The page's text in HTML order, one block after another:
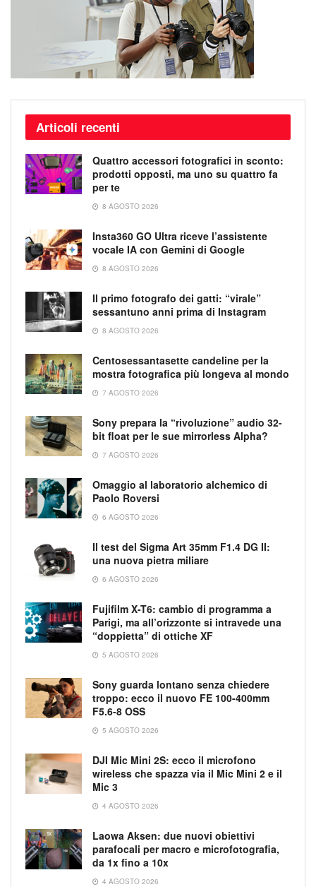
Articoli recenti
Quattro accessori fotografici in sconto:
prodotti opposti, ma uno su quattro fa
per te
8 AGOSTO 2026
Insta360 GO Ultra riceve l’assistente
vocale IA con Gemini di Google
8 AGOSTO 2026
Il primo fotografo dei gatti: “virale”
sessantuno anni prima di Instagram
8 AGOSTO 2026
Centosessantasette candeline per la
mostra fotografica più longeva al mondo
7 AGOSTO 2026
Sony prepara la “rivoluzione” audio 32-
bit float per le sue mirrorless Alpha?
7 AGOSTO 2026
Omaggio al laboratorio alchemico di
Paolo Roversi
6 AGOSTO 2026
Il test del Sigma Art 35mm F1.4 DG II:
una nuova pietra miliare
6 AGOSTO 2026
Fujifilm X-T6: cambio di programma a
Parigi, ma all’orizzonte si intravede una
“doppietta” di ottiche XF
5 AGOSTO 2026
Sony guarda lontano senza chiedere
troppo: ecco il nuovo FE 100-400mm
F5.6-8 OSS
5 AGOSTO 2026
DJI Mic Mini 2S: ecco il microfono
wireless che spazza via il Mic Mini 2 e il
Mic 3
4 AGOSTO 2026
Laowa Aksen: due nuovi obiettivi
parafocali per macro e microfotografia,
da 1x fino a 10x
4 AGOSTO 2026